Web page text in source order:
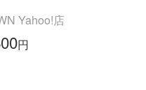
Yahoo!店
円